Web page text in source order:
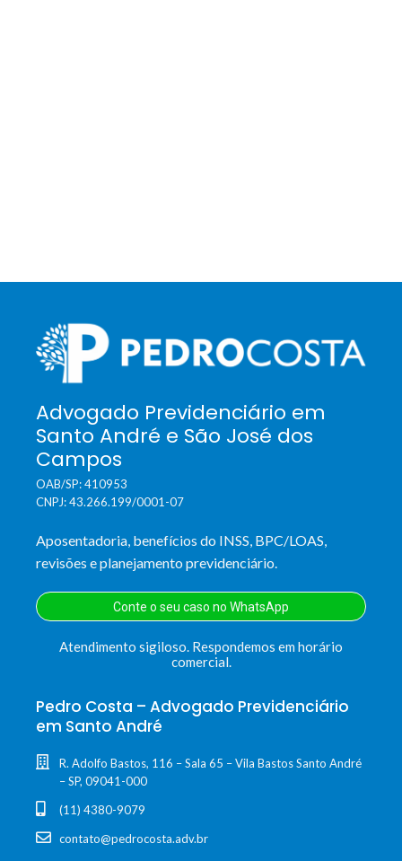
Advogado Previdenciário em
Santo André e São José dos
Campos
OAB/SP: 410953
CNPJ: 43.266.199/0001-07
Aposentadoria, benefícios do INSS, BPC/LOAS,
revisões e planejamento previdenciário.
Conte o seu caso no WhatsApp
Atendimento sigiloso. Respondemos em horário
comercial.
Pedro Costa – Advogado Previdenciário
em Santo André
R. Adolfo Bastos, 116 – Sala 65 – Vila Bastos Santo André
– SP, 09041-000
(11) 4380-9079
contato@pedrocosta.adv.br